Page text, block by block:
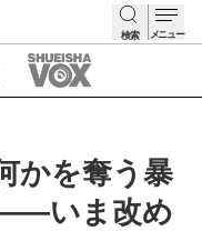
検索 メニュー
かを奪う暴
いま改め